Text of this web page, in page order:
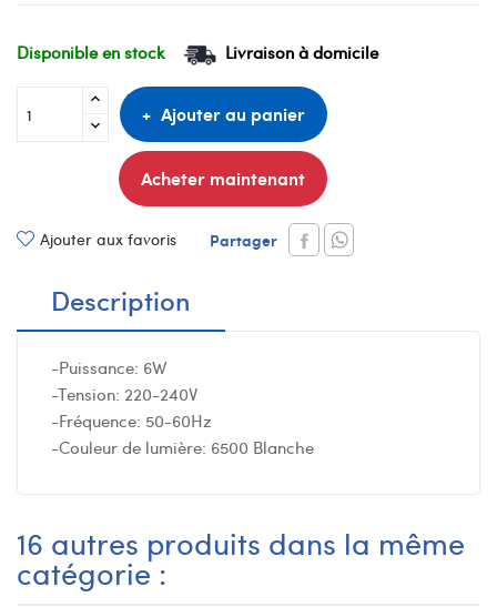
Disponible en stock Livraison à domicile
Ajouter au panier
Acheter maintenant
Ajouter aux favoris Partager
Description
-Puissance: 6W
-Tension: 220-240V
-Fréquence: 50-60Hz
-Couleur de lumière: 6500 Blanche
16 autres produits dans la même
catégorie :